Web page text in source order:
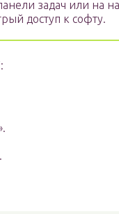
задач или на
доступ к софту.